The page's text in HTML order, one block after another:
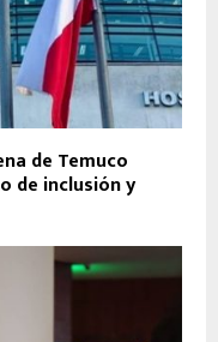
de Temuco
de inclusión y